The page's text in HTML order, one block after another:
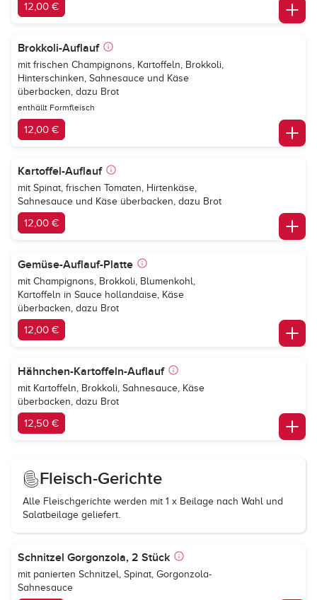
12,00 €
Brokkoli-Auflauf
mit frischen Champignons, Kartoffeln, Brokkoli,
Hinterschinken, Sahnesauce und Käse
überbacken, dazu Brot
enthällt Formfleisch
12,00 €
Kartoffel-Auflauf
mit Spinat, frischen Tomaten, Hirtenkäse,
Sahnesauce und Käse überbacken, dazu Brot
12,00 €
Gemüse-Auflauf-Platte
mit Champignons, Brokkoli, Blumenkohl,
Kartoffeln in Sauce hollandaise, Käse
überbacken, dazu Brot
12,00 €
Hähnchen-Kartoffeln-Auflauf
mit Kartoffeln, Brokkoli, Sahnesauce, Käse
überbacken, dazu Brot
12,50 €
Fleisch-Gerichte
Alle Fleischgerichte werden mit 1 x Beilage nach Wahl und
Salatbeilage geliefert.
Schnitzel Gorgonzola, 2 Stück
mit panierten Schnitzel, Spinat, Gorgonzola-
Sahnesauce